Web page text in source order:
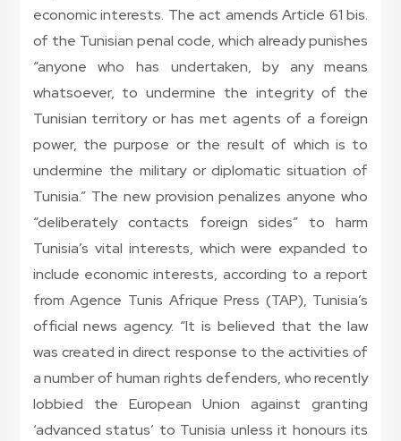
economic interests. The act amends Article 61 bis.
of the Tunisian penal code, which already punishes
“anyone who has undertaken, by any means
whatsoever, to undermine the integrity of the
Tunisian territory or has met agents of a foreign
power, the purpose or the result of which is to
undermine the military or diplomatic situation of
Tunisia.” The new provision penalizes anyone who
“deliberately contacts foreign sides” to harm
Tunisia’s vital interests, which were expanded to
include economic interests, according to a report
from Agence Tunis Afrique Press (TAP), Tunisia’s
official news agency. “It is believed that the law
was created in direct response to the activities of
a number of human rights defenders, who recently
lobbied the European Union against granting
‘advanced status’ to Tunisia unless it honours its